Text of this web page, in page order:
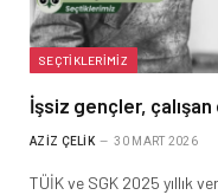
SEÇTIKLERIMIZ
İşsiz gençler,
AZIZ ÇELIK 30 MART 2026
TÜİK ve SGK 2025 yıllık